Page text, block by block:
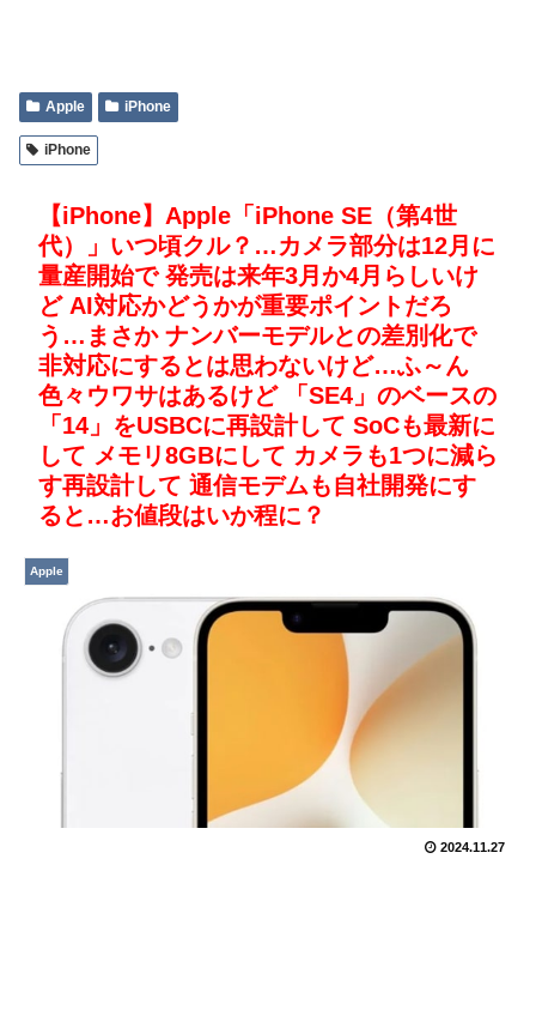
Apple iPhone
iPhone
【iPhone】Apple「iPhone SE（第4世
代）」いつ頃クル？…カメラ部分は12月に
量産開始で 発売は来年3月か4月らしいけ
ど AI対応かどうかが重要ポイントだろ
う…まさか ナンバーモデルとの差別化で
非対応にするとは思わないけど…ふ～ん
色々ウワサはあるけど 「SE4」のベースの
「14」をUSBCに再設計して SoCも最新に
して メモリ8GBにして カメラも1つに減ら
す再設計して 通信モデムも自社開発にす
ると…お値段はいか程に？
Apple
2024.11.27